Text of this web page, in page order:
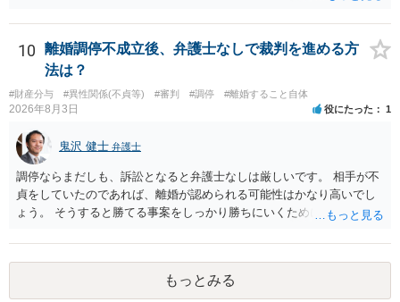
た方が良いでしょう。
10
離婚調停不成立後、弁護士なしで裁判を進める方
法は？
#財産分与 #異性関係(不貞等) #審判 #調停 #離婚すること自体
2026年8月3日 役にたった 1
鬼沢 健士 弁護士
調停ならまだしも、訴訟となると弁護士なしは厳しいです。 相手が不
貞をしていたのであれば、離婚が認められる可能性はかなり高いでし
ょう。 そうすると勝てる事案をしっかり勝ちにいくためにも弁護士委
もっとみる